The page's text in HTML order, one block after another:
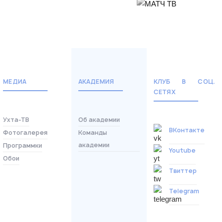
МЕДИА
Ухта-ТВ
Фотогалерея
Программки
Обои
АКАДЕМИЯ
Об академии
Команды
академии
КЛУБ В СОЦ.
СЕТЯХ
ВКонтакте
Youtube
Твиттер
Telegram